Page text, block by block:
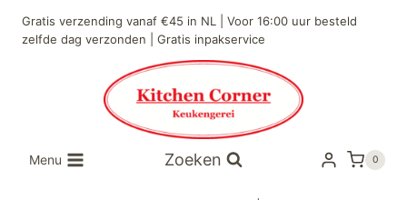
naar
Gratis verzending vanaf €45 in NL | Voor 16:00 uur besteld
zelfde dag verzonden | Gratis inpakservice
Menu Zoeken 0